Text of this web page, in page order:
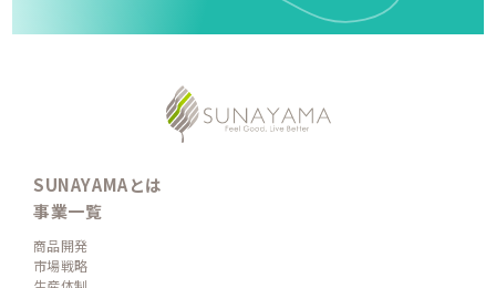
SUNAYAMAとは
事業一覧
商品開発
市場戦略